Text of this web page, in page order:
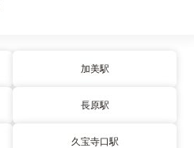
加美駅
長原駅
久宝寺口駅